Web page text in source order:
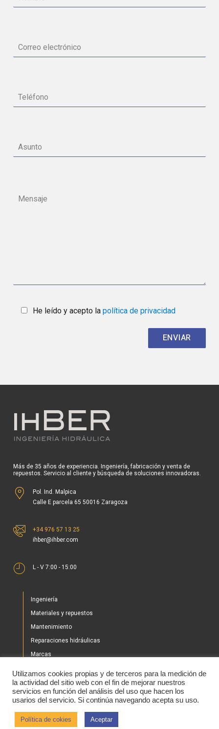
He leído y acepto la política de privacidad
Más de 35 años de experiencia. Ingeniería, fabricación y venta de
repuestos. Servicio al cliente y búsqueda de soluciones innovadoras.
Pol. Ind. Malpica
Calle E parcela 65 50016 Zaragoza
+34 976 57 13 25
ihber@ihber.com
L - V 7:00 - 15:00
Ingeniería
Materiales y repuestos
Mantenimiento
Reparaciones hidráulicas
Marcas
Tienda
Noticias
Utilizamos cookies propias y de terceros para la medición de
la actividad del sitio web con el fin de mejorar nuestros
servicios en función del análisis del uso que hacen los
usarios del servicio. Si continúa navegando acepta su uso.
Política de cokies Aceptar